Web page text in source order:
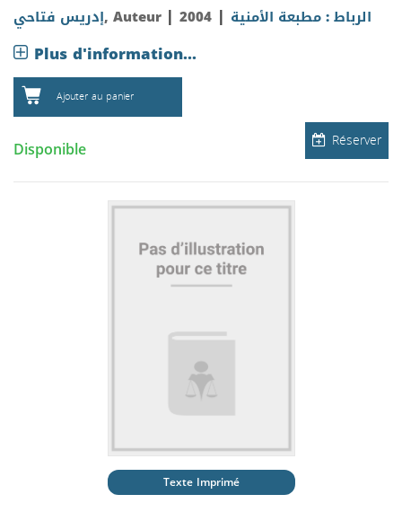
إدريس فتاحي, Auteur | الرباط : مطبعة الأمنية |
2004
Plus d'information...
Ajouter au panier
Réserver
Disponible
Texte Imprimé